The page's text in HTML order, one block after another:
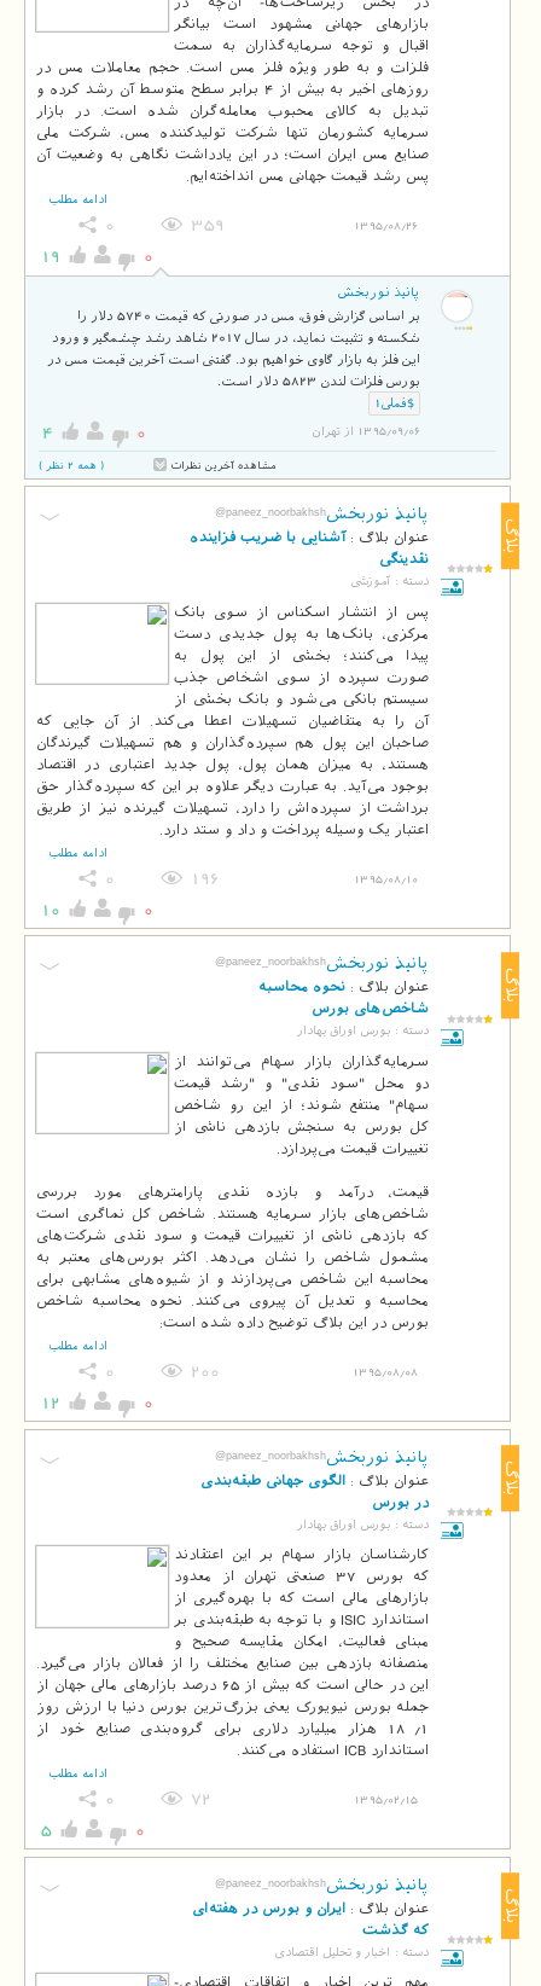
بازارهای جهانی مشهود است بیانگر
اقبال و توجه سرمایه‌گذاران به سمت
فلزات و به طور ویژه فلز مس است. حجم معاملات مس در
روزهای اخیر به بیش از 4 برابر سطح متوسط آن رشد کرده و
تبدیل به کالای محبوب معامله‌گران شده است. در بازار
سرمایه کشورمان تنها شرکت تولیدکننده مس، شرکت ملی
صنایع مس ایران است؛ در این یادداشت نگاهی به وضعیت آن
پس رشد قیمت جهانی مس انداخته‌ایم.
ادامه مطلب
1395/08/26
359
0
0
19
پانیذ نوربخش
بر اساس گزارش فوق، مس در صورتی که قیمت 5740 دلار را
شکسته و تثبیت نماید، در سال 2017 شاهد رشد چشمگیر و ورود
این فلز به بازار گاوی خواهیم بود. گفتنی است آخرین قیمت مس در
بورس فلزات لندن 5823 دلار است.
$فملی1
1395/09/06 از تهران 0
4
مشاهده آخرین نظرات ( همه 2 نظر )
بلاگ
پانیذ نوربخش@paneez_noorbakhsh
عنوان بلاگ :آشنایی با ضریب فزاینده
نقدینگی
دسته : آموزشی
پس از انتشار اسکناس از سوی بانک
مرکزی، بانک‌ها به پول جدیدی دست
پیدا می‌کنند؛ بخشی از این پول به
صورت سپرده از سوی اشخاص جذب
سیستم بانکی می‌شود و بانک بخشی از
آن را به متقاضیان تسهیلات اعطا می‌کند. از آن جایی که
صاحبان این پول هم سپرده‌گذاران و هم تسهیلات گیرندگان
هستند، به میزان همان پول، پول جدید اعتباری در اقتصاد
بوجود می‌آید. به عبارت دیگر علاوه بر این که سپرده‌گذار حق
برداشت از سپرده‌اش را دارد، تسهیلات گیرنده نیز از طریق
اعتبار یک وسیله پرداخت و داد و ستد دارد.
ادامه مطلب
1395/08/10
196
0
0
10
بلاگ
پانیذ نوربخش@paneez_noorbakhsh
عنوان بلاگ : نحوه محاسبه
شاخص‌های بورس
دسته : بورس اوراق بهادار
سرمایه‌گذاران بازار سهام می‌توانند از
دو محل "سود نقدی" و "رشد قیمت
سهام" منتفع شوند؛ از این رو شاخص
کل بورس به سنجش بازدهی ناشی از
قیمت، درآمد و بازده نقدی پارامترهای مورد بررسی
شاخص‌های بازار سرمایه هستند. شاخص کل نماگری است
که بازدهی ناشی از تغییرات قیمت و سود نقدی شرکت‌های
مشمول شاخص را نشان می‌دهد. اکثر بورس‌های معتبر به
محاسبه این شاخص می‌پردازند و از شیوه‌های مشابهی برای
محاسبه و تعدیل آن پیروی می‌کنند. نحوه محاسبه شاخص
بورس در این بلاگ توضیح داده شده است:
ادامه مطلب
1395/08/08
200
0
0
12
بلاگ
پانیذ نوربخش@paneez_noorbakhsh
عنوان بلاگ : الگوی جهانی طبقه‌بندی
در بورس
دسته : بورس اوراق بهادار
کارشناسان بازار سهام بر این اعتقادند
که بورس 37 صنعتی تهران از معدود
بازارهای مالی است که با بهره‌گیری از
استاندارد ISIC و با توجه به طبقه‌بندی بر
مبنای فعالیت، امکان مقایسه صحیح و
منصفانه بازدهی بین صنایع مختلف را از فعالان بازار می‌گیرد.
این در حالی است که بیش از 65 درصد بازارهای مالی جهان از
جمله بورس نیویورک یعنی بزرگ‌ترین‌ بورس دنیا با ارزش روز
1/ 18 هزار میلیارد دلاری برای گروه‌بندی صنایع خود از
استاندارد ICB استفاده می‌کنند.
ادامه مطلب
1395/02/15
72
0
0
5
بلاگ
پانیذ نوربخش@paneez_noorbakhsh
عنوان بلاگ : ایران و بورس در هفته‌ای
که گذشت
دسته : اخبار و تحلیل اقتصادی